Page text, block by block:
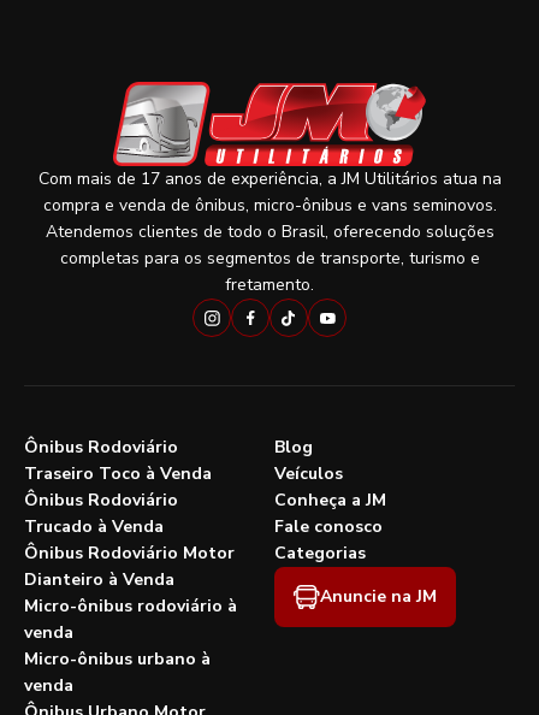
Com mais de 17 anos de experiência, a JM Utilitários atua na
compra e venda de ônibus, micro-ônibus e vans seminovos.
Atendemos clientes de todo o Brasil, oferecendo soluções
completas para os segmentos de transporte, turismo e
fretamento.
Ônibus Rodoviário
Traseiro Toco à Venda
Ônibus Rodoviário
Trucado à Venda
Ônibus Rodoviário Motor
Dianteiro à Venda
Micro-ônibus rodoviário à
venda
Micro-ônibus urbano à
venda
Blog
Veículos
Conheça a JM
Fale conosco
Categorias
Anuncie na JM